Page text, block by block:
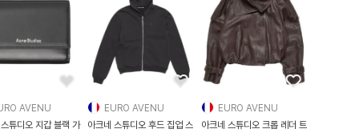
AVENU
튜디오 지갑 블랙 가
EURO AVENU
아크네 스튜디오 후드 집업 스
EURO AVENU
아크네 스튜디오 크롭 레더 트